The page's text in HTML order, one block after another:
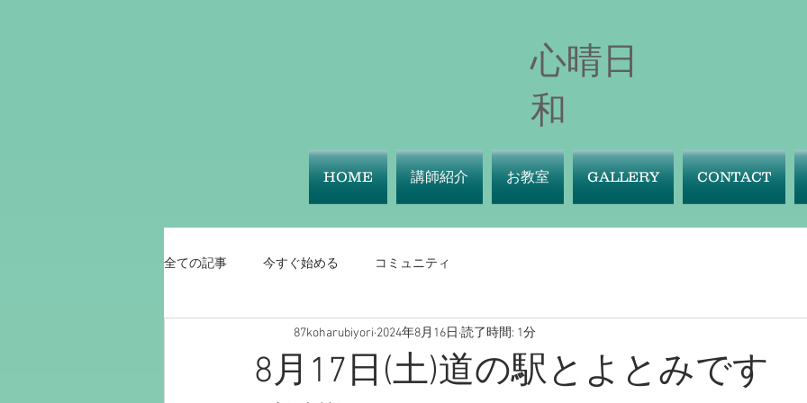
心晴日
和
HOME 講師紹介 お教室 GALLERY CONTACT
全ての記事 今すぐ始める コミュニティ
8月17日(土)道の駅とよとみです
87koharubiyori 2024年8月16日 読了時間: 1分